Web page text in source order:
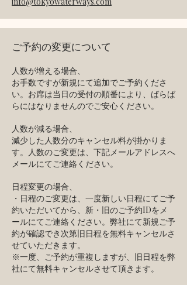
ご予約の変更について
人数が増える場合、
お手数ですが新規にて追加でご予約くださ
い。お席は当日の受付の順番により、ばらば
らにはなりませんのでご安心ください。
人数が減る場合、
減少した人数分のキャンセル料が掛かりま
す。人数のご変更は、下記メールアドレスへ
メールにてご連絡ください。
日程変更の場合、
・日程のご変更は、一度新しい日程にてご予
約いただいてから、新・旧のご予約IDをメ
ールにてご連絡ください。弊社にて新規ご予
約が確認でき次第旧日程を無料キャンセルさ
せていただきます。
※一度、ご予約が重複しますが、旧日程を弊
社にて無料キャンセルさせて頂きます。